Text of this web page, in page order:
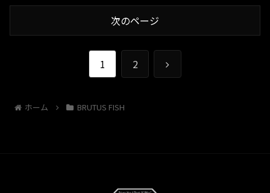
次のページ
1 2
次
ホーム BRUTUS FISH